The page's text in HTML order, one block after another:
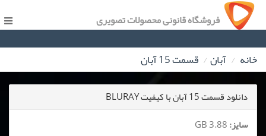
فروشگاه قانونی محصولات تصویری
خانه آبان قسمت 15 آبان
دانلود قسمت 15 آبان با کیفیت BLURAY
سایز: